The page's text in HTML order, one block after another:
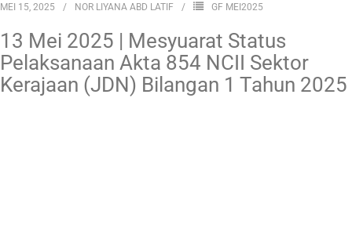
MEI 15, 2025 NOR LIYANA ABD LATIF GF MEI2025
13 Mei 2025 | Mesyuarat Status
Pelaksanaan Akta 854 NCII Sektor
Kerajaan (JDN) Bilangan 1 Tahun 2025